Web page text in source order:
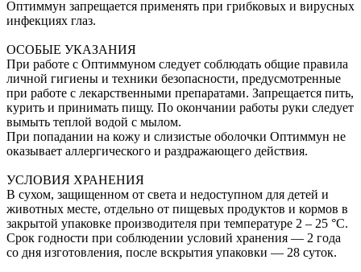
Оптиммун запрещается применять при грибковых и вирусных
инфекциях глаз.
ОСОБЫЕ УКАЗАНИЯ
При работе с Оптиммуном следует соблюдать общие правила
личной гигиены и техники безопасности, предусмотренные
при работе с лекарственными препаратами. Запрещается пить,
курить и принимать пищу. По окончании работы руки следует
вымыть теплой водой с мылом.
При попадании на кожу и слизистые оболочки Оптиммун не
оказывает аллергического и раздражающего действия.
УСЛОВИЯ ХРАНЕНИЯ
В сухом, защищенном от света и недоступном для детей и
животных месте, отдельно от пищевых продуктов и кормов в
закрытой упаковке производителя при температуре 2 – 25 °C.
Срок годности при соблюдении условий хранения — 2 года
со дня изготовления, после вскрытия упаковки — 28 суток.